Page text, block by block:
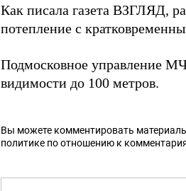
Как писала газета ВЗГЛЯД,
потепление с
Подмосковное управление
видимости до 100 метров.
Вы можете комментировать
политике по отношению к